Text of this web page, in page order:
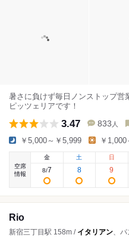
暑さに負けず毎日ノンストップ営
ピッツェリアです！
3.47 833 人
￥5,000～￥5,999 ￥
空席
情報
金
8/7
土
8
日
9
Rio
新宿三丁目駅 158m / イタリアン、